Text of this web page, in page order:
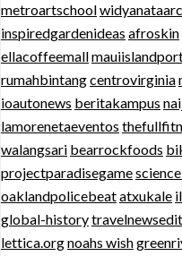
metroartschool
inspiredgardenideas afroskin
ellacoffeemall
rumahbintangcentrovirginia
ioautonews beritakampus
lamorenetaeventos
walangsari bearrockfoods
projectparadisegame
oaklandpolicebeatatxukale
global-history
lettica.orgnoahs wish